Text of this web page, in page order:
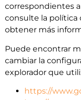
correspondientes
consulte la política
obtener más
Puede encontrar
cambiar la
explorador que
https://